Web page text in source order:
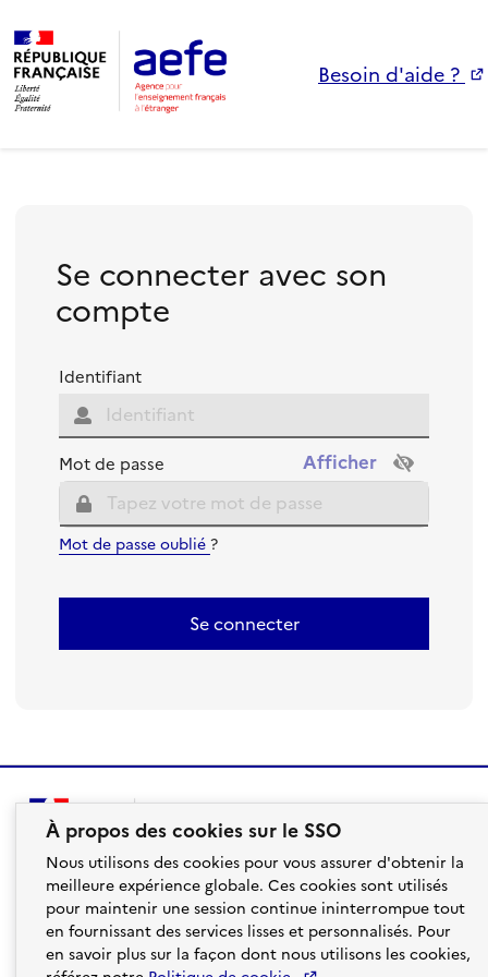
Besoin d'aide ?
Se connecter avec son
compte
Identifiant
Mot de passe
Mot de passe oublié?
Se connecter
À propos des cookies sur le SSO
Nous utilisons des cookies pour vous assurer d'obtenir la
meilleure expérience globale. Ces cookies sont utilisés
pour maintenir une session continue ininterrompue tout
en fournissant des services lisses et personnalisés. Pour
en savoir plus sur la façon dont nous utilisons les cookies,
aefe.gouv.fr